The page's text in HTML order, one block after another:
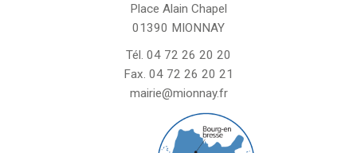
Place Alain Chapel
01390 MIONNAY
Tél. 04 72 26 20 20
Fax. 04 72 26 20 21
mairie@mionnay.fr